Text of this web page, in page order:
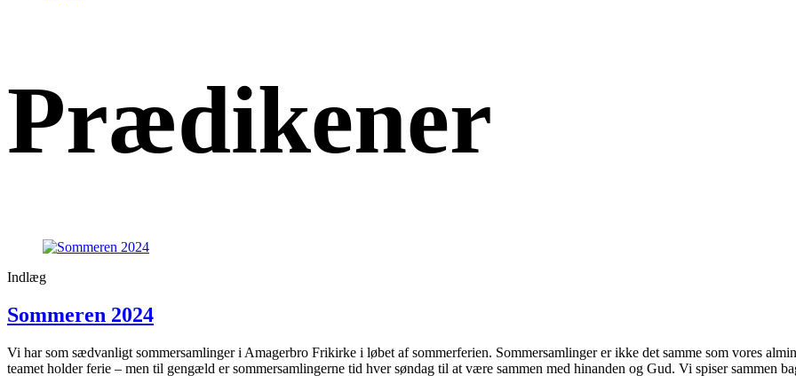
Prædikener
Indlæg
Sommeren 2024
Vi har som sædvanligt sommersamlinger i Amagerbro Frikirke i løbet af sommerferien. Sommersamlinger er ikke det samme som vores
teamet holder ferie – men til gengæld er sommersamlingerne tid hver søndag til at være sammen med hinanden og Gud. Vi spiser sammen